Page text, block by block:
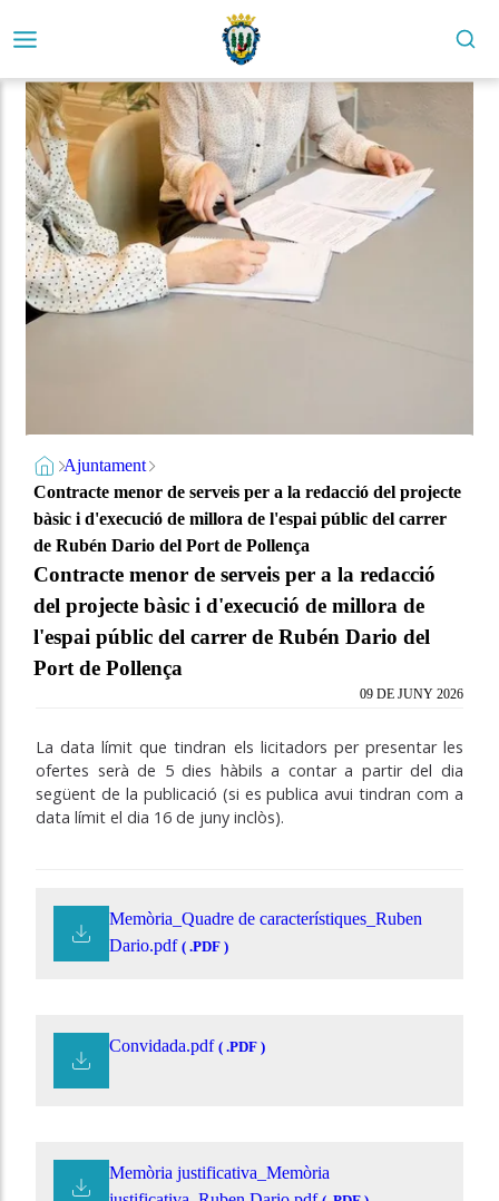
Ajuntament
Contracte menor de serveis per a la redacció del projecte
bàsic i d'execució de millora de l'espai públic del carrer
de Rubén Dario del Port de Pollença
Contracte menor de serveis per a la redacció
del projecte bàsic i d'execució de millora de
l'espai públic del carrer de Rubén Dario del
Port de Pollença
09 DE JUNY 2026
La data límit que tindran els licitadors per presentar les
ofertes serà de 5 dies hàbils a contar a partir del dia
següent de la publicació (si es publica avui tindran com a
data límit el dia 16 de juny inclòs).
Memòria_Quadre de característiques_Ruben
Dario.pdf ( .PDF )
Convidada.pdf ( .PDF )
Memòria justificativa_Memòria